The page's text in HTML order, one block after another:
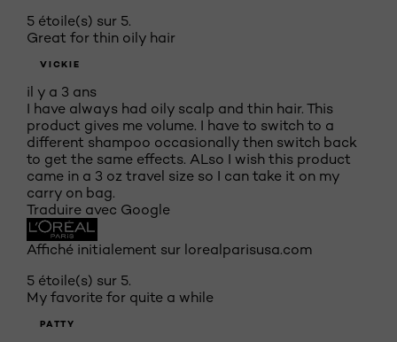
5 étoile(s) sur 5.
Great for thin oily hair
VICKIE
il y a 3 ans
I have always had oily scalp and thin hair. This
product gives me volume. I have to switch to a
different shampoo occasionally then switch back
to get the same effects. ALso I wish this product
came in a 3 oz travel size so I can take it on my
carry on bag.
Traduire avec Google
Affiché initialement sur lorealparisusa.com
5 étoile(s) sur 5.
My favorite for quite a while
PATTY